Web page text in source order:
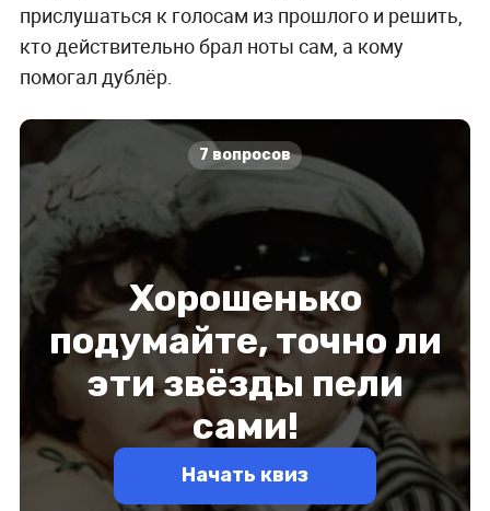
прислушаться к голосам из прошлого и решить,
кто действительно брал ноты сам, а кому
помогал дублёр.